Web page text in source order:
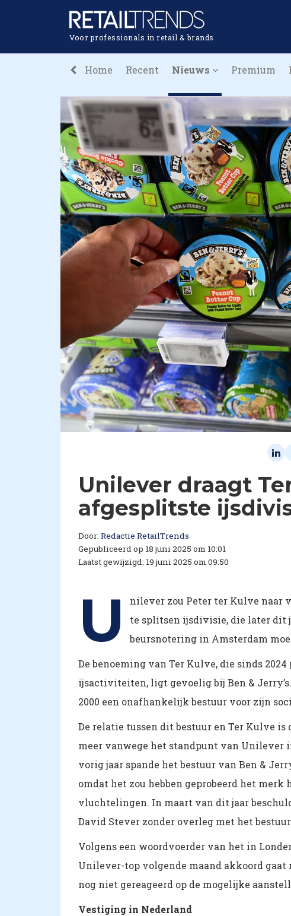
Voor professionals in retail & brands
Home Recent Nieuws Premium
Unilever draagt
afgesplitste
Door: Redactie RetailTrends
Gepubliceerd op 18 juni 2025 om 10:01
Laatst gewijzigd: 19 juni 2025 om 09:50
U
nilever zou Peter ter Kulve naar
te splitsen ijsdivisie, die later dit
beursnotering in Amsterdam
De benoeming van Ter Kulve, die sinds
ijsactiviteiten, ligt gevoelig bij Ben &
2000 een onafhankelijk bestuur voor zijn
De relatie tussen dit bestuur en Ter Kulve is
meer vanwege het standpunt van Unilever
vorig jaar spande het bestuur van Ben &
omdat het zou hebben geprobeerd het
vluchtelingen. In maart van dit jaar
David Stever zonder overleg met het bestuur
Volgens een woordvoerder van het in
Unilever-top volgende maand akkoord gaat
nog niet gereageerd op de mogelijke
Vestiging in Nederland